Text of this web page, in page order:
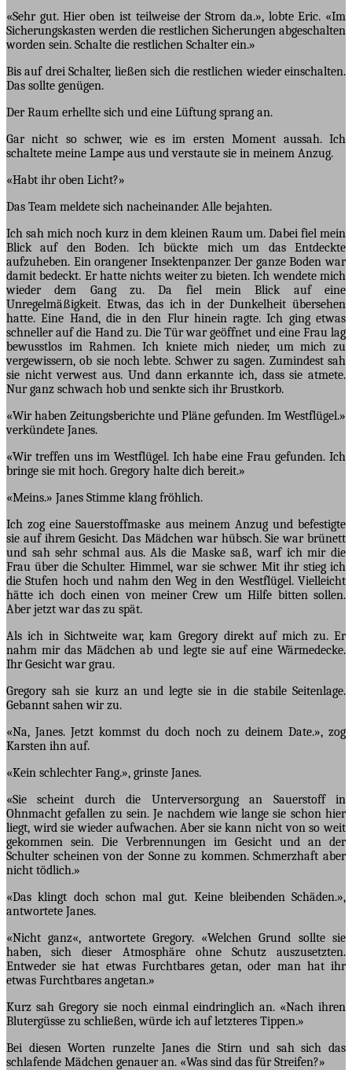
«Sehr gut. Hier oben ist teilweise der Strom da.», lobte Eric. «Im
Sicherungskasten werden die restlichen Sicherungen abgeschalten
worden sein. Schalte die restlichen Schalter ein.»
Bis auf drei Schalter, ließen sich die restlichen wieder einschalten.
Das sollte genügen.
Der Raum erhellte sich und eine Lüftung sprang an.
Gar nicht so schwer, wie es im ersten Moment aussah. Ich
schaltete meine Lampe aus und verstaute sie in meinem Anzug.
«Habt ihr oben Licht?»
Das Team meldete sich nacheinander. Alle bejahten.
Ich sah mich noch kurz in dem kleinen Raum um. Dabei fiel mein
Blick auf den Boden. Ich bückte mich um das Entdeckte
aufzuheben. Ein orangener Insektenpanzer. Der ganze Boden war
damit bedeckt. Er hatte nichts weiter zu bieten. Ich wendete mich
wieder dem Gang zu. Da fiel mein Blick auf eine
Unregelmäßigkeit. Etwas, das ich in der Dunkelheit übersehen
hatte. Eine Hand, die in den Flur hinein ragte. Ich ging etwas
schneller auf die Hand zu. Die Tür war geöffnet und eine Frau lag
bewusstlos im Rahmen. Ich kniete mich nieder, um mich zu
vergewissern, ob sie noch lebte. Schwer zu sagen. Zumindest sah
sie nicht verwest aus. Und dann erkannte ich, dass sie atmete.
Nur ganz schwach hob und senkte sich ihr Brustkorb.
«Wir haben Zeitungsberichte und Pläne gefunden. Im Westflügel.»
verkündete Janes.
«Wir treffen uns im Westflügel. Ich habe eine Frau gefunden. Ich
bringe sie mit hoch. Gregory halte dich bereit.»
«Meins.» Janes Stimme klang fröhlich.
Ich zog eine Sauerstoffmaske aus meinem Anzug und befestigte
sie auf ihrem Gesicht. Das Mädchen war hübsch. Sie war brünett
und sah sehr schmal aus. Als die Maske saß, warf ich mir die
Frau über die Schulter. Himmel, war sie schwer. Mit ihr stieg ich
die Stufen hoch und nahm den Weg in den Westflügel. Vielleicht
hätte ich doch einen von meiner Crew um Hilfe bitten sollen.
Aber jetzt war das zu spät.
Als ich in Sichtweite war, kam Gregory direkt auf mich zu. Er
nahm mir das Mädchen ab und legte sie auf eine Wärmedecke.
Ihr Gesicht war grau.
Gregory sah sie kurz an und legte sie in die stabile Seitenlage.
Gebannt sahen wir zu.
«Na, Janes. Jetzt kommst du doch noch zu deinem Date.», zog
Karsten ihn auf.
«Kein schlechter Fang.», grinste Janes.
«Sie scheint durch die Unterversorgung an Sauerstoff in
Ohnmacht gefallen zu sein. Je nachdem wie lange sie schon hier
liegt, wird sie wieder aufwachen. Aber sie kann nicht von so weit
gekommen sein. Die Verbrennungen im Gesicht und an der
Schulter scheinen von der Sonne zu kommen. Schmerzhaft aber
nicht tödlich.»
«Das klingt doch schon mal gut. Keine bleibenden Schäden.»,
antwortete Janes.
«Nicht ganz«, antwortete Gregory. «Welchen Grund sollte sie
haben, sich dieser Atmosphäre ohne Schutz auszusetzten.
Entweder sie hat etwas Furchtbares getan, oder man hat ihr
etwas Furchtbares angetan.»
Kurz sah Gregory sie noch einmal eindringlich an. «Nach ihren
Blutergüsse zu schließen, würde ich auf letzteres Tippen.»
Bei diesen Worten runzelte Janes die Stirn und sah sich das
schlafende Mädchen genauer an. «Was sind das für Streifen?»